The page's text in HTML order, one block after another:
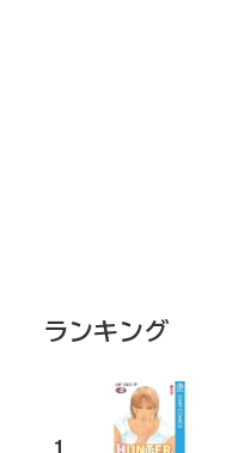
ランキング
1